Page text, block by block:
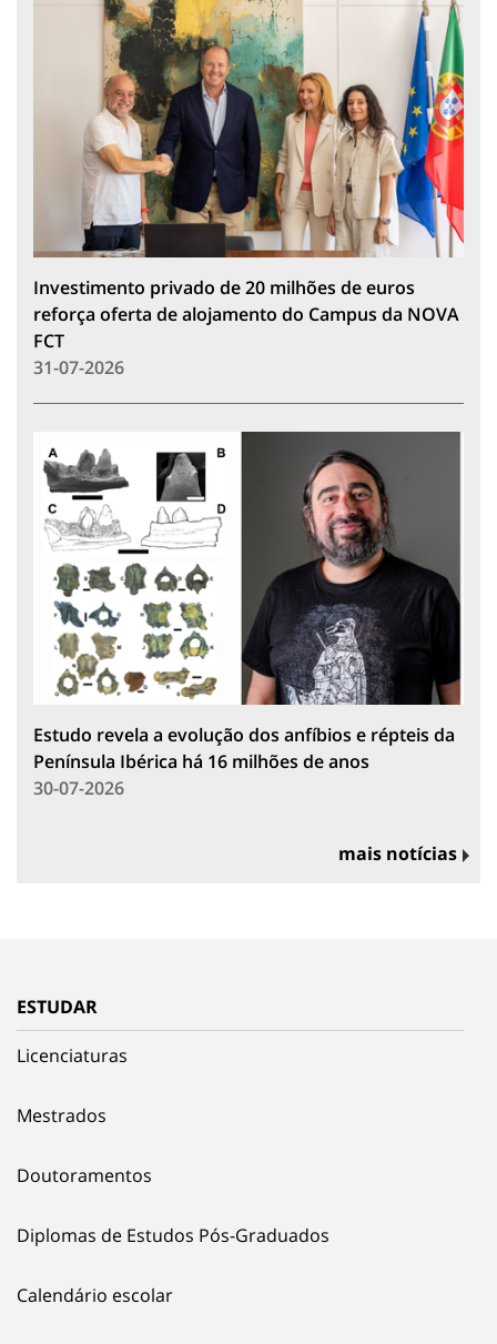
Investimento privado de 20 milhões de euros
reforça oferta de alojamento do Campus da NOVA
FCT
31-07-2026
Estudo revela a evolução dos anfíbios e répteis da
Península Ibérica há 16 milhões de anos
30-07-2026
mais notícias
ESTUDAR
Licenciaturas
Mestrados
Doutoramentos
Diplomas de Estudos Pós-Graduados
Calendário escolar